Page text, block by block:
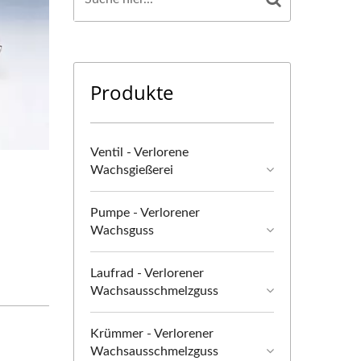
Produkte
Ventil - Verlorene
Wachsgießerei
Pumpe - Verlorener
Wachsguss
Laufrad - Verlorener
Wachsausschmelzguss
Krümmer - Verlorener
Wachsausschmelzguss